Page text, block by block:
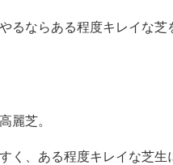
るならある程度キレイな芝
麗芝。
く、ある程度キレイな芝生